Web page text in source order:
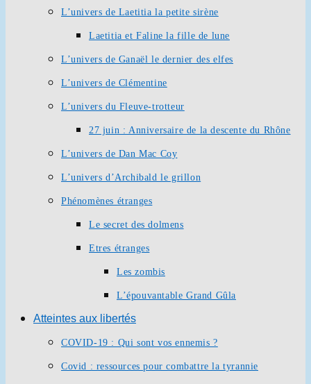
L’univers de Laetitia la petite sirène
Laetitia et Faline la fille de lune
L’univers de Ganaël le dernier des elfes
L’univers de Clémentine
L’univers du Fleuve-trotteur
27 juin : Anniversaire de la descente du Rhône
L’univers de Dan Mac Coy
L’univers d’Archibald le grillon
Phénomènes étranges
Le secret des dolmens
Etres étranges
Les zombis
L’épouvantable Grand Gûla
Atteintes aux libertés
COVID-19 : Qui sont vos ennemis ?
Covid : ressources pour combattre la tyrannie